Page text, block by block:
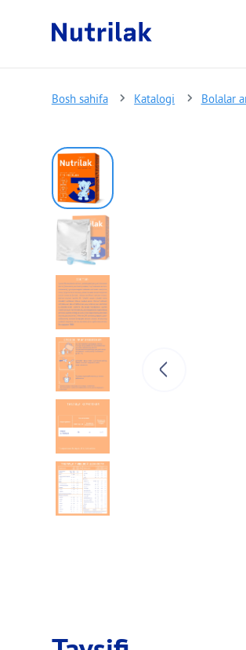
Bosh sahifa Katalogi Bolalar